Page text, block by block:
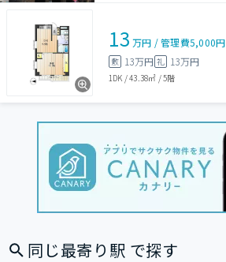
13 万円 /管理費5,000円
敷 13万円 礼 13万円
1DK /43.38㎡ /5階
同じ最寄り駅 で探す